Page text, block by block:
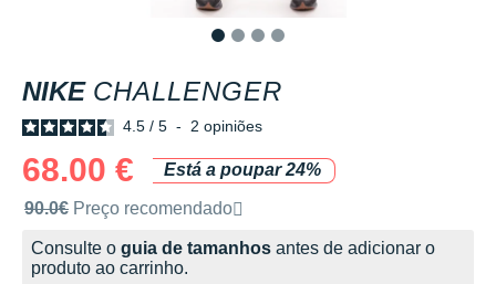
NIKE CHALLENGER
4.5 / 5 - 2 opiniões
68.00 €
Está a poupar 24%
Preço de venda recomendado pela marca
90.0€ Preço recomendado
Consulte o guia de tamanhos antes de adicionar o
produto ao carrinho.